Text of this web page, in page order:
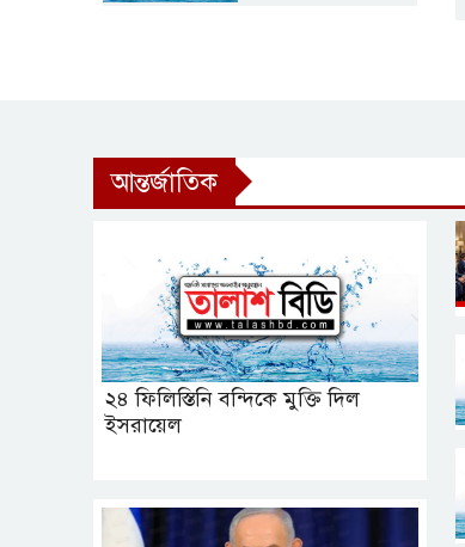
আন্তর্জাতিক
২৪ ফিলিস্তিনি বন্দিকে মুক্তি দিল
ইসরায়েল